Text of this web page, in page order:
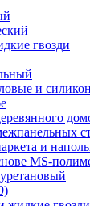
гвозди
и
и
MS-